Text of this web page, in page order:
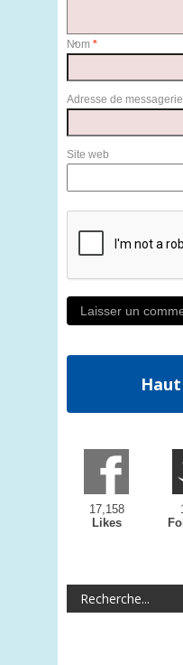
Nom *
Adresse de messagerie
Site web
17,158
Likes